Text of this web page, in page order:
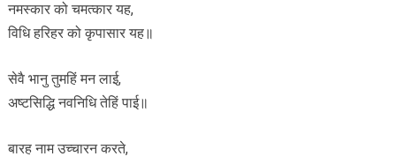
नमस्कार को चमत्कार यह,
विधि हरिहर को कृपासार यह॥
सेवै भानु तुमहिं मन लाई,
अष्टसिद्धि नवनिधि तेहिं पाई॥
बारह नाम उच्चारन करते,